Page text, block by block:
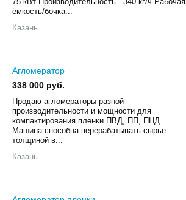
ёмкость/бочка...
Казань
Агломератор
338 000 руб.
Продаю агломераторы разной
производительности и мощности для
компактирования пленки ПВД, ПП, ПНД.
Машина способна перерабатывать сырье
толщиной в...
Казань